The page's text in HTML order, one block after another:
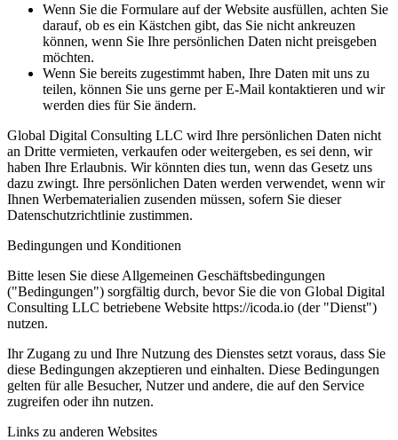
Wenn Sie die Formulare auf der Website ausfüllen, achten Sie
darauf, ob es ein Kästchen gibt, das Sie nicht ankreuzen
können, wenn Sie Ihre persönlichen Daten nicht preisgeben
möchten.
Wenn Sie bereits zugestimmt haben, Ihre Daten mit uns zu
teilen, können Sie uns gerne per E-Mail kontaktieren und wir
werden dies für Sie ändern.
Global Digital Consulting LLC wird Ihre persönlichen Daten nicht
an Dritte vermieten, verkaufen oder weitergeben, es sei denn, wir
haben Ihre Erlaubnis. Wir könnten dies tun, wenn das Gesetz uns
dazu zwingt. Ihre persönlichen Daten werden verwendet, wenn wir
Ihnen Werbematerialien zusenden müssen, sofern Sie dieser
Datenschutzrichtlinie zustimmen.
Bedingungen und Konditionen
Bitte lesen Sie diese Allgemeinen Geschäftsbedingungen
("Bedingungen") sorgfältig durch, bevor Sie die von Global Digital
Consulting LLC betriebene Website https://icoda.io (der "Dienst")
nutzen.
Ihr Zugang zu und Ihre Nutzung des Dienstes setzt voraus, dass Sie
diese Bedingungen akzeptieren und einhalten. Diese Bedingungen
gelten für alle Besucher, Nutzer und andere, die auf den Service
zugreifen oder ihn nutzen.
Links zu anderen Websites